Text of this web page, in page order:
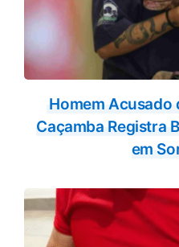
Homem Acusado
Caçamba Registra
em